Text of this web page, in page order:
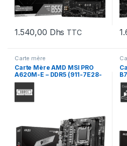
1.540,00 Dhs TTC
Carte mère
Carte Mère AMD MSI PRO
A620M-E – DDR5 (911-7E28-
001)